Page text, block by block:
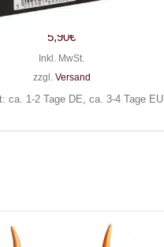
Spell
5,90€
Inkl. MwSt.
zzgl. Versand
ca. 1-2 Tage DE, ca. 3-4 Tage EU